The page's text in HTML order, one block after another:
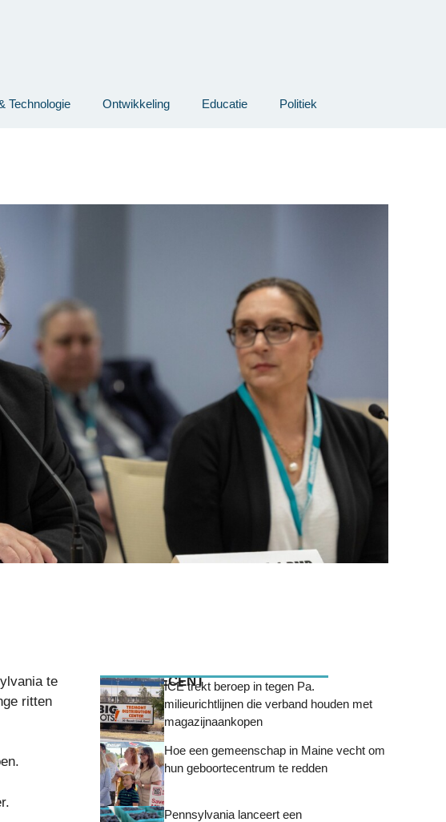
Technologie Ontwikkeling Educatie Politiek
te
ritten
MEEST RECENTICE trekt beroep in tegen Pa.
milieurichtlijnen die verband houden met
magazijnaankopen
Hoe een gemeenschap in Maine vecht om
hun geboortecentrum te redden
Pennsylvania lanceert een